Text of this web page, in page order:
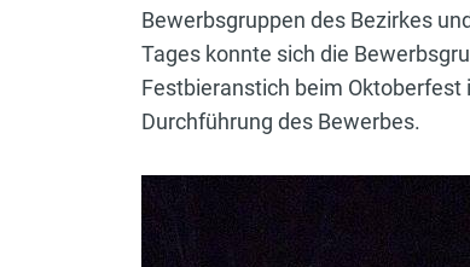
Bewerbsgruppen des Bezirkes
Tages konnte sich die
Festbieranstich beim
Durchführung des Bewerbes.